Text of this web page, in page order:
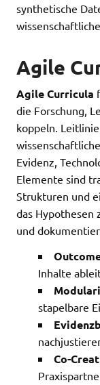
synthetische
Agile
Agile Curricula
die Forschung,
koppeln.
Evidenz,
Elemente sind
Strukturen und
das
und
Inhalte
stapelbare
Co-